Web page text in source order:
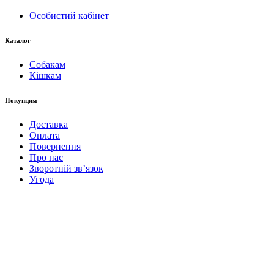
Особистий кабінет
Каталог
Собакам
Кішкам
Покупцям
Доставка
Оплата
Повернення
Про нас
Зворотній зв’язок
Угода